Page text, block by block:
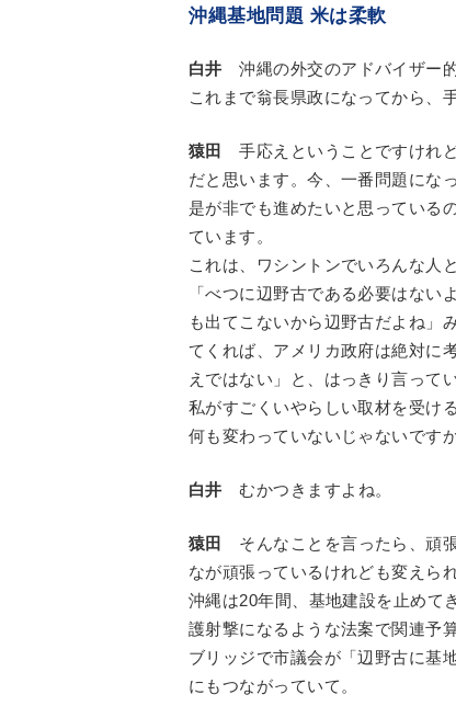
沖縄基地問題 米は柔軟
白井 沖縄の外交のアドバイザー
これまで翁長県政になってから、
猿田
手応えということですけれ
だと思います。今、一番問題にな
是が非でも進めたいと思っている
ています。
これは、ワシントンでいろんな人
「べつに辺野古である必要はな
も出てこないから辺野古だよね」
てくれば、アメリカ政府は絶対に
えではない」と、はっきり言ってい
私がすごくいやらしい取材を受け
何も変わっていないじゃないです
白井 むかつきますよね。
猿田
そんなことを言ったら、頑
なが頑張っているけれども変えら
沖縄は20年間、基地建設を止めて
護射撃になるような法案で関連予
ブリッジで市議会が「辺野古に基
にもつながっていて。